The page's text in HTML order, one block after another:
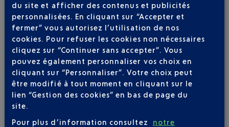
Soyez notifié(e) de
toutes les évolutions
pour ce vol
du site et afficher des contenus et publicités
personnalisées. En cliquant sur “Accepter et
fermer” vous autorisez l’utilisation de nos
cookies. Pour refuser les cookies non nécessaires
cliquez sur “Continuer sans accepter”. Vous
pouvez également personnaliser vos choix en
cliquant sur “Personnaliser”. Votre choix peut
être modifié à tout moment en cliquant sur le
lien “Gestion des cookies” en bas de page du
site.
Pour plus d’information consultez
notre